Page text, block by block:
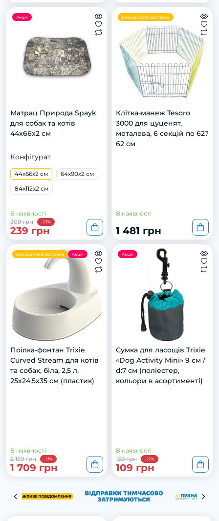
Акція
Матрац Природа Spayk
для собак та котів
44x66x2 см
Конфігурат
44x66x2 см
64x90x2 см
84x112x2 см
В наявності
309 грн
-23%
239 грн
Безкоштовна доставка
Клітка-манеж Tesoro
3000 для цуценят,
металева, 6 секцій по 62?
62 см
В наявності
1 481 грн
Безкоштовна доставка Акція
Поїлка-фонтан Trixie
Curved Stream для котів
та собак, біла, 2,5 л,
25х24,5х35 см (пластик)
В наявності
2 159 грн
-21%
1 709 грн
Акція
Сумка для ласощів Trixie
«Dog Activity Mini» 9 см /
d:7 см (поліестер,
кольори в асортименті)
В наявності
139 грн
-22%
109 грн